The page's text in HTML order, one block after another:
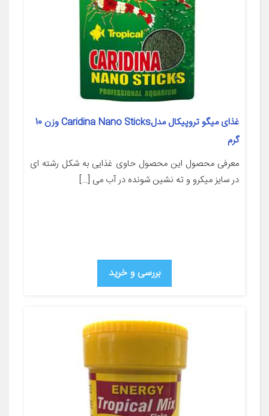
غذای میگو تروپیکال مدلCaridina Nano Sticks وزن 10
گرم
معرفی محصول این محصول حاوی غذایی به شکل رشته ای
در سایز میکرو و ته نشین شونده در آب می […]
بررسی و خرید